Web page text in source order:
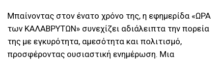
Μπαίνοντας στον ένατο χρόνο της, η εφημερίδα «ΩΡΑ
των ΚΑΛΑΒΡΥΤΩΝ» συνεχίζει αδιάλειπτα την πορεία
της με εγκυρότητα, αμεσότητα και πολιτισμό,
προσφέροντας ουσιαστική ενημέρωση. Μια